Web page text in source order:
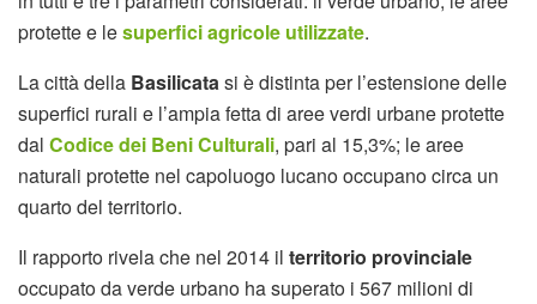
protette e lesuperfici agricole utilizzate.
La città della Basilicatasi è distinta per l’estensione delle
superfici rurali e l’ampia fetta di aree verdi urbane protette
dal Codice dei Beni Culturali, pari al 15,3%; le aree
naturali protette nel capoluogo lucano occupano circa un
quarto del territorio.
Il rapporto rivela che nel 2014 il territorio provinciale
occupato da verde urbano ha superato i 567 milioni di